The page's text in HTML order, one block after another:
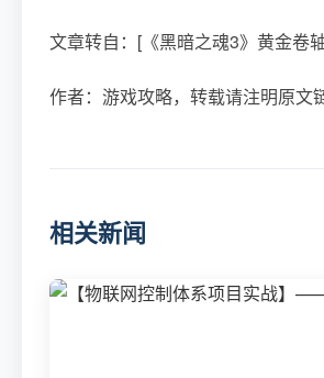
文章转自：[《黑暗之魂3》黄金卷
作者：游戏攻略，转载请注明原文
相关新闻